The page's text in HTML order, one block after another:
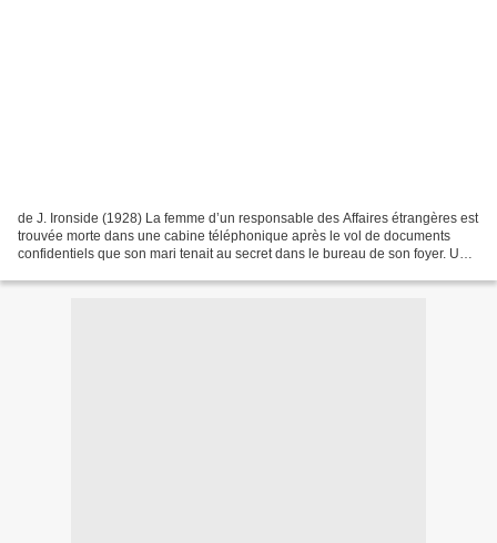
de J. Ironside (1928) La femme d’un responsable des Affaires étrangères est
trouvée morte dans une cabine téléphonique après le vol de documents
confidentiels que son mari tenait au secret dans le bureau de son foyer. Un